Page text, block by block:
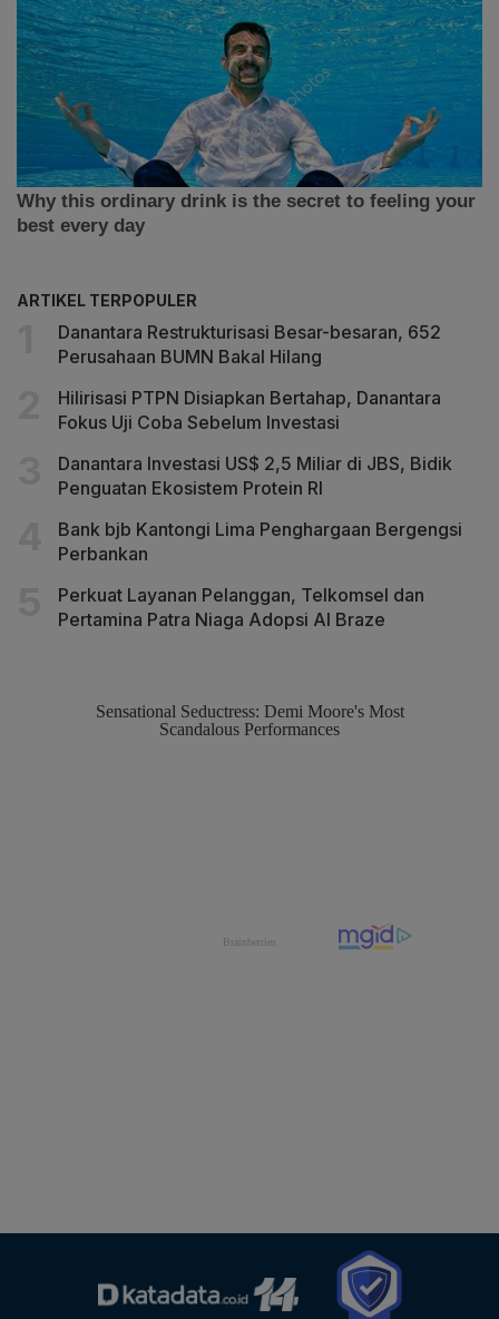
ARTIKEL TERPOPULER
Danantara Restrukturisasi Besar-besaran, 652
Perusahaan BUMN Bakal Hilang
Hilirisasi PTPN Disiapkan Bertahap, Danantara
Fokus Uji Coba Sebelum Investasi
Danantara Investasi US$ 2,5 Miliar di JBS, Bidik
Penguatan Ekosistem Protein RI
Bank bjb Kantongi Lima Penghargaan Bergengsi
Perbankan
Perkuat Layanan Pelanggan, Telkomsel dan
Pertamina Patra Niaga Adopsi AI Braze